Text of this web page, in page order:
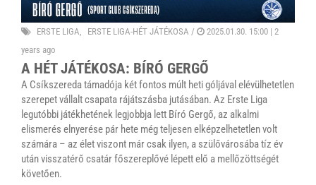
ERSTE LIGA ERSTE LIGA-HÉT JÁTÉKOSA / 2025.01.30. 15:00 | 2
years ago
A HÉT JÁTÉKOSA: BÍRÓ GERGŐ
A Csíkszereda támadója két fontos múlt heti góljával elévülhetetlen
szerepet vállalt csapata rájátszásba jutásában. Az Erste Liga
legutóbbi játékhetének legjobbja lett Bíró Gergő, az alkalmi
elismerés elnyerése pár hete még teljesen elképzelhetetlen volt
számára – az élet viszont már csak ilyen, a szülővárosába tíz év
után visszatérő csatár főszereplővé lépett elő a mellőzöttségét
követően.